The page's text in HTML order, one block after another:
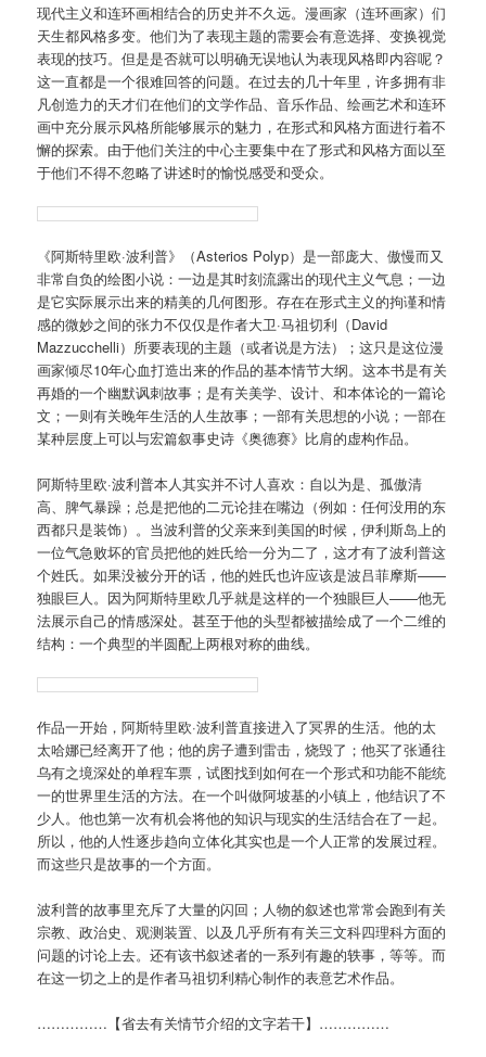
现代主义和连环画相结合的历史并不久远。漫画家（连环画家）们
天生都风格多变。他们为了表现主题的需要会有意选择、变换视觉
表现的技巧。但是是否就可以明确无误地认为表现风格即内容呢？
这一直都是一个很难回答的问题。在过去的几十年里，许多拥有非
凡创造力的天才们在他们的文学作品、音乐作品、绘画艺术和连环
画中充分展示风格所能够展示的魅力，在形式和风格方面进行着不
懈的探索。由于他们关注的中心主要集中在了形式和风格方面以至
于他们不得不忽略了讲述时的愉悦感受和受众。
《阿斯特里欧·波利普》（Asterios Polyp）是一部庞大、傲慢而又
非常自负的绘图小说：一边是其时刻流露出的现代主义气息；一边
是它实际展示出来的精美的几何图形。存在在形式主义的拘谨和情
感的微妙之间的张力不仅仅是作者大卫·马祖切利（David
Mazzucchelli）所要表现的主题（或者说是方法）；这只是这位漫
画家倾尽10年心血打造出来的作品的基本情节大纲。这本书是有关
再婚的一个幽默讽刺故事；是有关美学、设计、和本体论的一篇论
文；一则有关晚年生活的人生故事；一部有关思想的小说；一部在
某种层度上可以与宏篇叙事史诗《奥德赛》比肩的虚构作品。
阿斯特里欧·波利普本人其实并不讨人喜欢：自以为是、孤傲清
高、脾气暴躁；总是把他的二元论挂在嘴边（例如：任何没用的东
西都只是装饰）。当波利普的父亲来到美国的时候，伊利斯岛上的
一位气急败坏的官员把他的姓氏给一分为二了，这才有了波利普这
个姓氏。如果没被分开的话，他的姓氏也许应该是波吕菲摩斯——
独眼巨人。因为阿斯特里欧几乎就是这样的一个独眼巨人——他无
法展示自己的情感深处。甚至于他的头型都被描绘成了一个二维的
结构：一个典型的半圆配上两根对称的曲线。
作品一开始，阿斯特里欧·波利普直接进入了冥界的生活。他的太
太哈娜已经离开了他；他的房子遭到雷击，烧毁了；他买了张通往
乌有之境深处的单程车票，试图找到如何在一个形式和功能不能统
一的世界里生活的方法。在一个叫做阿坡基的小镇上，他结识了不
少人。他也第一次有机会将他的知识与现实的生活结合在了一起。
所以，他的人性逐步趋向立体化其实也是一个人正常的发展过程。
而这些只是故事的一个方面。
波利普的故事里充斥了大量的闪回；人物的叙述也常常会跑到有关
宗教、政治史、观测装置、以及几乎所有有关三文科四理科方面的
问题的讨论上去。还有该书叙述者的一系列有趣的轶事，等等。而
在这一切之上的是作者马祖切利精心制作的表意艺术作品。
……………【省去有关情节介绍的文字若干】……………